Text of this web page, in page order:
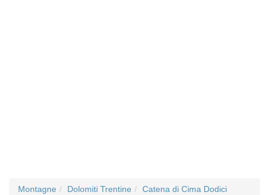
Montagne Dolomiti Trentine
Catena di Cima Dodici